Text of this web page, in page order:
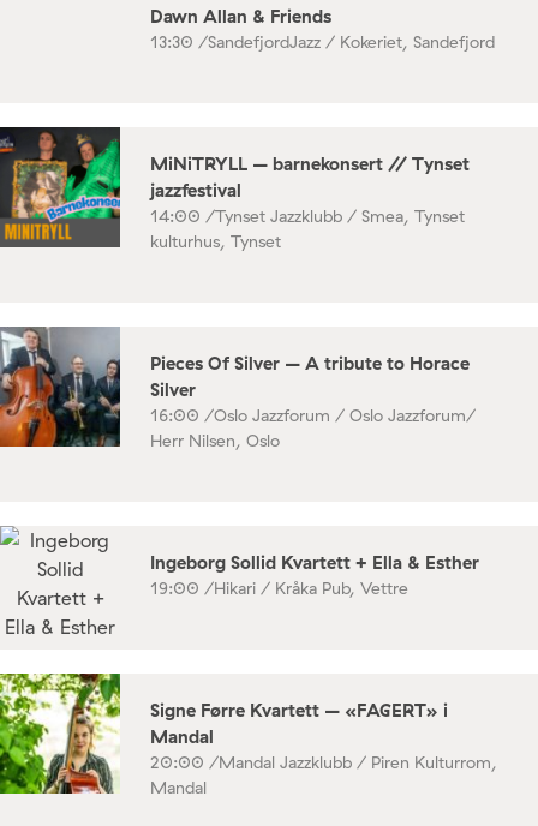
Dawn Allan & Friends
13:30 /SandefjordJazz / Kokeriet, Sandefjord
MiNiTRYLL – barnekonsert // Tynset
jazzfestival
14:00 /Tynset Jazzklubb / Smea, Tynset
kulturhus, Tynset
Pieces Of Silver – A tribute to Horace
Silver
16:00 /Oslo Jazzforum / Oslo Jazzforum/
Herr Nilsen, Oslo
Ingeborg Sollid Kvartett + Ella & Esther
19:00 /Hikari / Kråka Pub, Vettre
Signe Førre Kvartett – «FAGERT» i
Mandal
20:00 /Mandal Jazzklubb / Piren Kulturrom,
Mandal